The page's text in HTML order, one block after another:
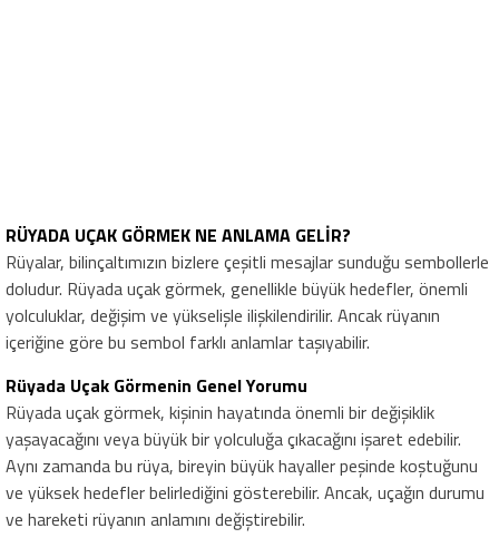
RÜYADA UÇAK GÖRMEK NE ANLAMA GELİR?
Rüyalar, bilinçaltımızın bizlere çeşitli mesajlar sunduğu sembollerle
doludur. Rüyada uçak görmek, genellikle büyük hedefler, önemli
yolculuklar, değişim ve yükselişle ilişkilendirilir. Ancak rüyanın
içeriğine göre bu sembol farklı anlamlar taşıyabilir.
Rüyada Uçak Görmenin Genel Yorumu
Rüyada uçak görmek, kişinin hayatında önemli bir değişiklik
yaşayacağını veya büyük bir yolculuğa çıkacağını işaret edebilir.
Aynı zamanda bu rüya, bireyin büyük hayaller peşinde koştuğunu
ve yüksek hedefler belirlediğini gösterebilir. Ancak, uçağın durumu
ve hareketi rüyanın anlamını değiştirebilir.